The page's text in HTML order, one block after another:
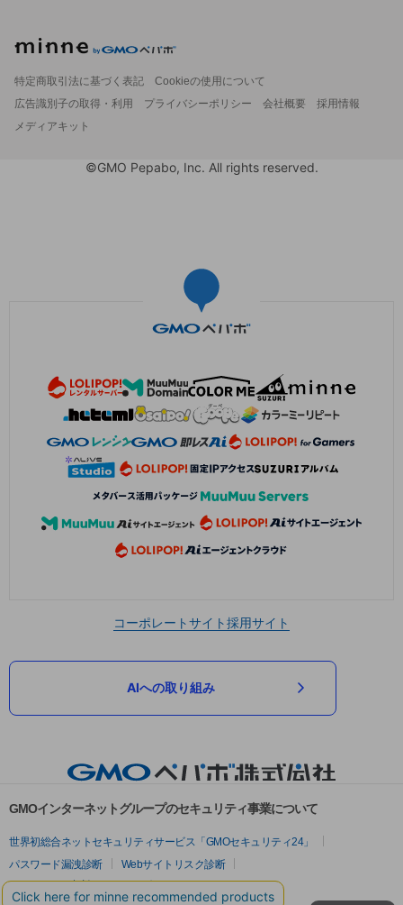
特定商取引法に基づく表記
Cookieの使用について
広告識別子の取得・利用
プライバシーポリシー 会社概要
採用情報
メディアキット
©GMO Pepabo, Inc. All rights reserved.
コーポレートサイト採用サイト
AIへの取り組み
GMOインターネットグループのセキュリティ事業について
世界初総合ネットセキュリティサービス「GMOセキュリティ24」
パスワード漏洩診断
Webサイトリスク診断
セキュリティ相談AIチャットボット